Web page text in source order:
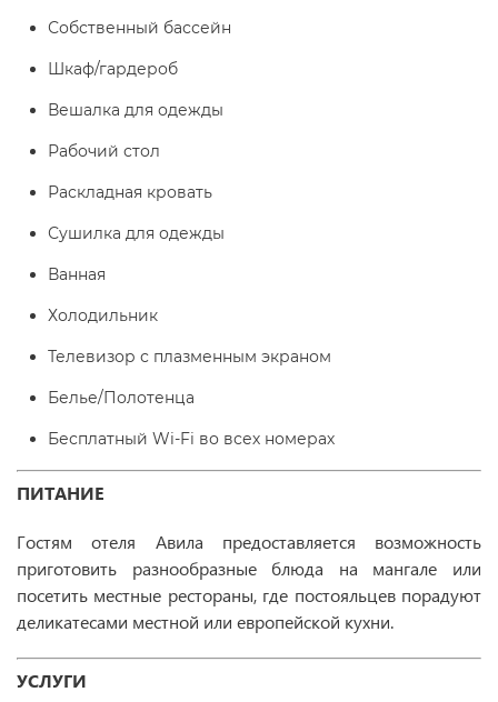
Собственный бассейн
Шкаф/гардероб
Вешалка для одежды
Рабочий стол
Раскладная кровать
Сушилка для одежды
Ванная
Холодильник
Телевизор с плазменным экраном
Белье/Полотенца
Бесплатный Wi-Fi во всех номерах
ПИТАНИЕ
Гостям отеля Авила предоставляется возможность
приготовить разнообразные блюда на мангале или
посетить местные рестораны, где постояльцев порадуют
деликатесами местной или европейской кухни.
УСЛУГИ